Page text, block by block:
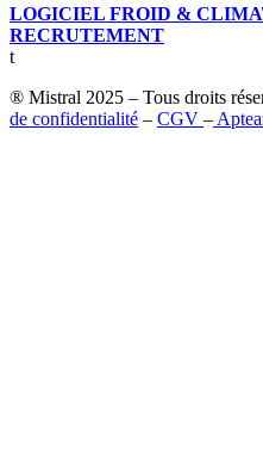
LOGICIEL FROID &
RECRUTEMENT
t
® Mistral 2025 – Tous droits
de confidentialité – CGV –